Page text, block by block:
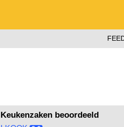
Keukenzaken beoordeeld